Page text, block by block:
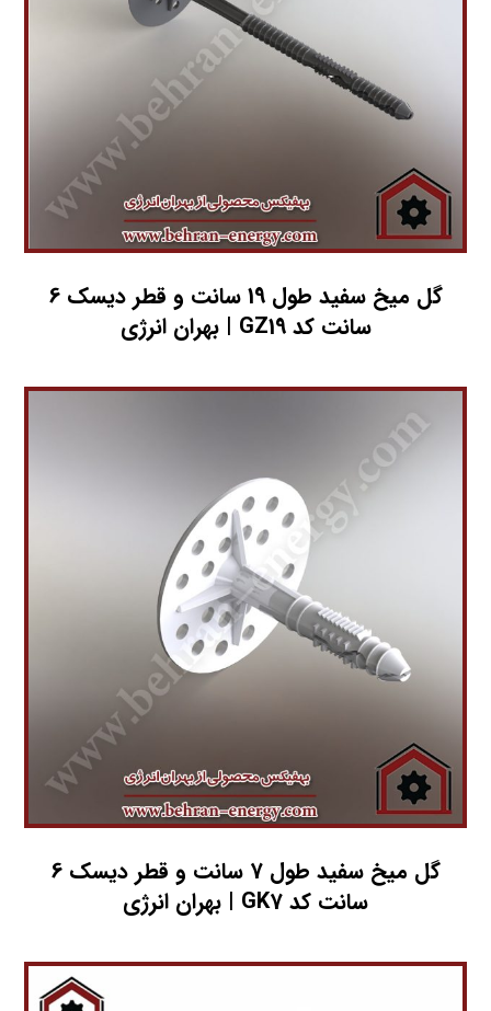
گل میخ سفید طول 19 سانت و قطر دیسک 6
سانت کد GZ19 | بهران انرژی
گل میخ سفید طول 7 سانت و قطر دیسک 6
سانت کد GK7 | بهران انرژی